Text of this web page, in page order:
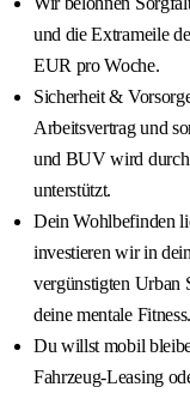
und die Extrameile
EUR pro Woche.
Sicherheit &
Arbeitsvertrag und
und BUV wird durch
unterstützt.
Dein Wohlbefinden
investieren wir in
vergünstigten Urban
deine mentale Fitness.
Du willst mobil
Fahrzeug-Leasing